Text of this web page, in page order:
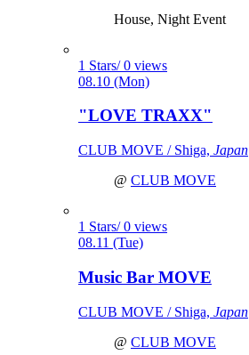
House, Night Event
1 Stars/ 0 views
08.10 (Mon)
"LOVE TRAXX"
CLUB MOVE / Shiga, Japan
@ CLUB MOVE
1 Stars/ 0 views
08.11 (Tue)
Music Bar MOVE
CLUB MOVE / Shiga, Japan
@ CLUB MOVE